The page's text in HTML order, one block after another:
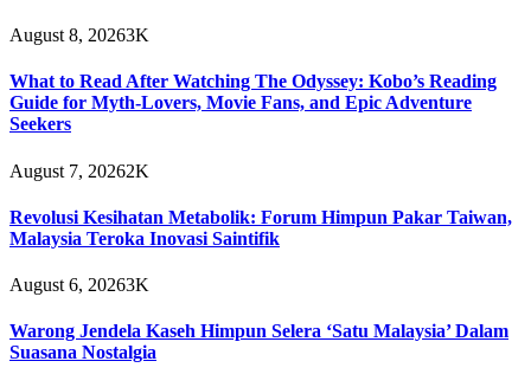
August 8, 20263K
What to Read After Watching The Odyssey: Kobo’s Reading
Guide for Myth-Lovers, Movie Fans, and Epic Adventure
Seekers
August 7, 20262K
Revolusi Kesihatan Metabolik: Forum Himpun Pakar Taiwan,
Malaysia Teroka Inovasi Saintifik
August 6, 20263K
Warong Jendela Kaseh Himpun Selera ‘Satu Malaysia’ Dalam
Suasana Nostalgia